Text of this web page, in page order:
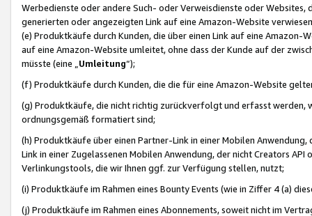
Werbedienste oder andere Such- oder Verweisdienste oder Websites,
generierten oder angezeigten Link auf eine Amazon-Website
(e) Produktkäufe durch Kunden, die über einen Link auf eine
auf eine Amazon-Website umleitet, ohne dass der Kunde auf der
müsste (eine „ Umleitung“);
(f) Produktkäufe durch Kunden, die die für eine Amazon-Website
(g) Produktkäufe, die nicht richtig zurückverfolgt und erfasst werden,
ordnungsgemäß formatiert sind;
(h) Produktkäufe über einen Partner-Link in einer Mobilen
Link in einer Zugelassenen Mobilen Anwendung, der nicht Creators
Verlinkungstools, die wir Ihnen ggf. zur Verfügung stellen, nutzt;
(i) Produktkäufe im Rahmen eines Bounty Events (wie in Ziffer 4 (a)
(j) Produktkäufe im Rahmen eines Abonnements, soweit nicht im